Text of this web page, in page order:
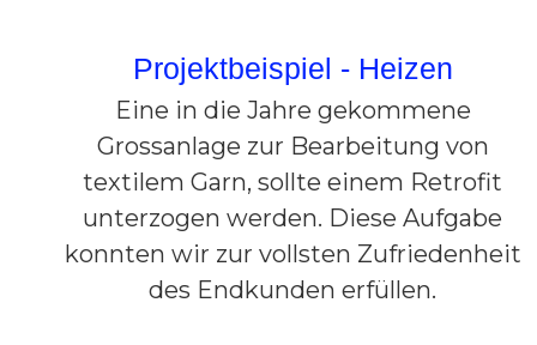
Projektbeispiel - Heizen
Eine in die Jahre gekommene
Grossanlage zur Bearbeitung von
textilem Garn, sollte einem Retrofit
unterzogen werden. Diese Aufgabe
konnten wir zur vollsten Zufriedenheit
des Endkunden erfüllen.